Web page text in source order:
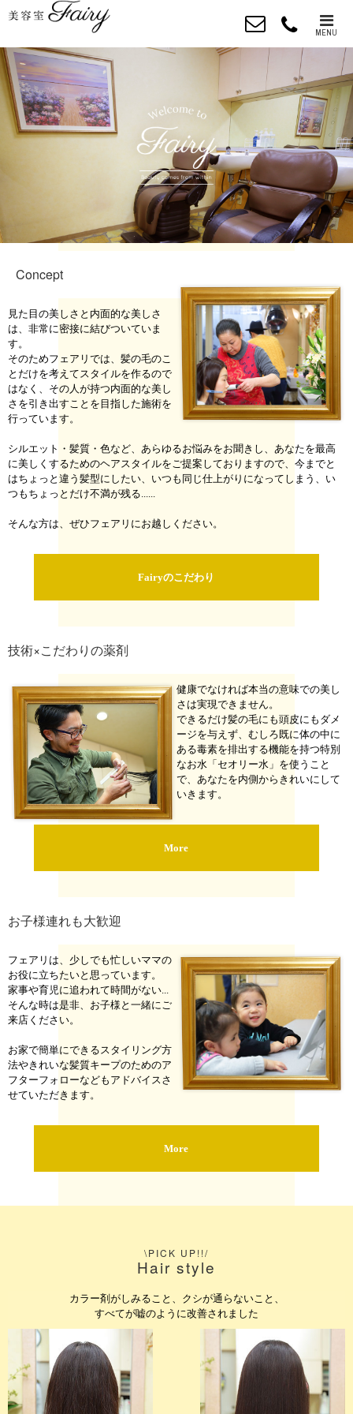
MENU
Concept
見た目の美しさと内面的な美しさ
は、非常に密接に結びついていま
す。
そのためフェアリでは、髪の毛のこ
とだけを考えてスタイルを作るので
はなく、その人が持つ内面的な美し
さを引き出すことを目指した施術を
行っています。
シルエット・髪質・色など、あらゆるお悩みをお聞きし、あなたを最高
に美しくするためのヘアスタイルをご提案しておりますので、今までと
はちょっと違う髪型にしたい、いつも同じ仕上がりになってしまう、い
つもちょっとだけ不満が残る......
そんな方は、ぜひフェアリにお越しください。
Fairyのこだわり
技術×こだわりの薬剤
健康でなければ本当の意味での美し
さは実現できません。
できるだけ髪の毛にも頭皮にもダメ
ージを与えず、むしろ既に体の中に
ある毒素を排出する機能を持つ特別
なお水「セオリー水」を使うこと
で、あなたを内側からきれいにして
いきます。
More
お子様連れも大歓迎
フェアリは、少しでも忙しいママの
お役に立ちたいと思っています。
家事や育児に追われて時間がない...
そんな時は是非、お子様と一緒にご
来店ください。
お家で簡単にできるスタイリング方
法やきれいな髪質キープのためのア
フターフォローなどもアドバイスさ
せていただきます。
More
\PICK UP!!/
Hair style
カラー剤がしみること、クシが通らないこと、
すべてが嘘のように改善されました